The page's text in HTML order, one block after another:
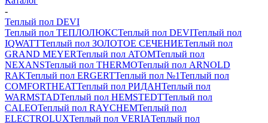
-
Теплый пол DEVI
Теплый пол ТЕПЛОЛЮКСТеплый пол DEVIТеплый пол
IQWATTТеплый пол ЗОЛОТОЕ СЕЧЕНИЕТеплый пол
GRAND MEYERТеплый пол ATOMТеплый пол
NEXANSТеплый пол THERMOТеплый пол ARNOLD
RAKТеплый пол ERGERTТеплый пол №1Теплый пол
COMFORTHEATТеплый пол РИДАНТеплый пол
WARMSTADТеплый пол HEMSTEDTТеплый пол
CALEOТеплый пол RAYCHEMТеплый пол
ELECTROLUXТеплый пол VERIAТеплый пол